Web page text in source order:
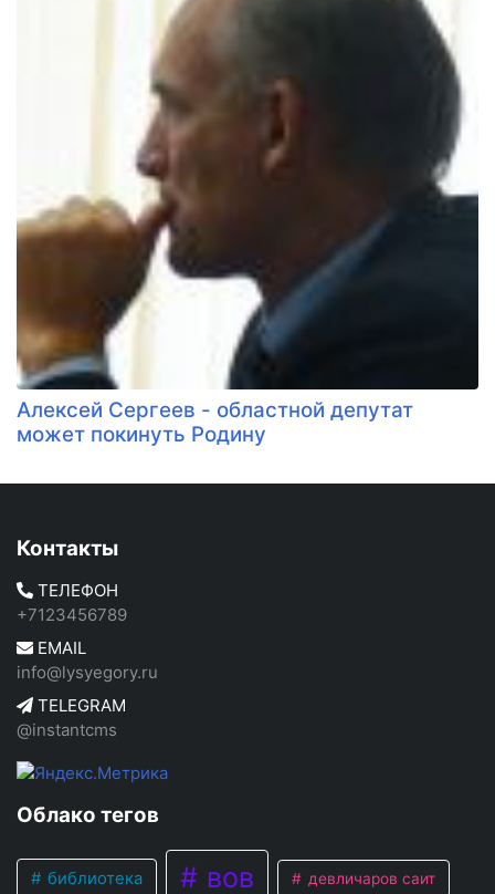
Алексей Сергеев - областной депутат
может покинуть Родину
Контакты
ТЕЛЕФОН
+7123456789
EMAIL
info@lysyegory.ru
TELEGRAM
@instantcms
Облако тегов
библиотека вов девличаров саит